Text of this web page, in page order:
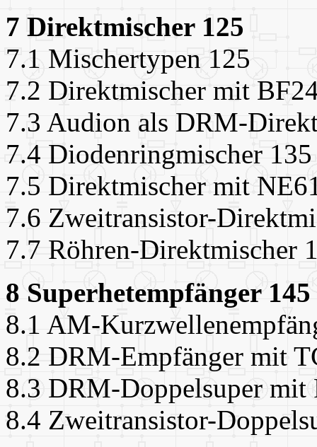
7 Direktmischer 125
7.1 Mischertypen 125
7.2 Direktmischer mit
7.3 Audion als DRM-
7.4 Diodenringmischer 135
7.5 Direktmischer mit
7.6 Zweitransistor-
7.7 Röhren-Direktmischer
8 Superhetempfänger 145
8.1 AM-
8.2 DRM-Empfänger mit
8.3 DRM-Doppelsuper mit
8.4 Zweitransistor-